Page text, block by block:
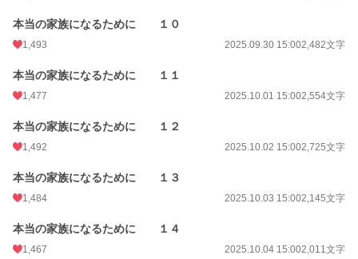
本当の家族になるために １０
1,493 2025.09.30 15:002,482文字
本当の家族になるために １１
1,477 2025.10.01 15:002,554文字
本当の家族になるために １２
1,492 2025.10.02 15:002,725文字
本当の家族になるために １３
1,484 2025.10.03 15:002,145文字
本当の家族になるために １４
1,467 2025.10.04 15:002,011文字